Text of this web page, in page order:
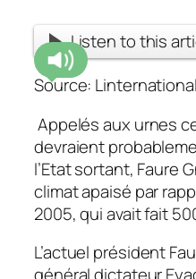
Listen to this
Source:
Appelés aux urnes
devraient
l’Etat sortant, Faure
climat apaisé par
2005, qui avait fait
L’actuel président